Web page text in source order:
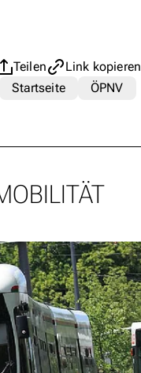
Teilen
Link kopieren
Startseite
ÖPNV